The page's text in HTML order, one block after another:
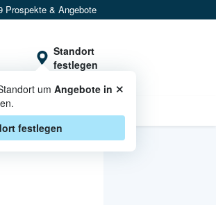
Prospekte & Angebote
Standort
festlegen
umAngebote in
festlegen
×